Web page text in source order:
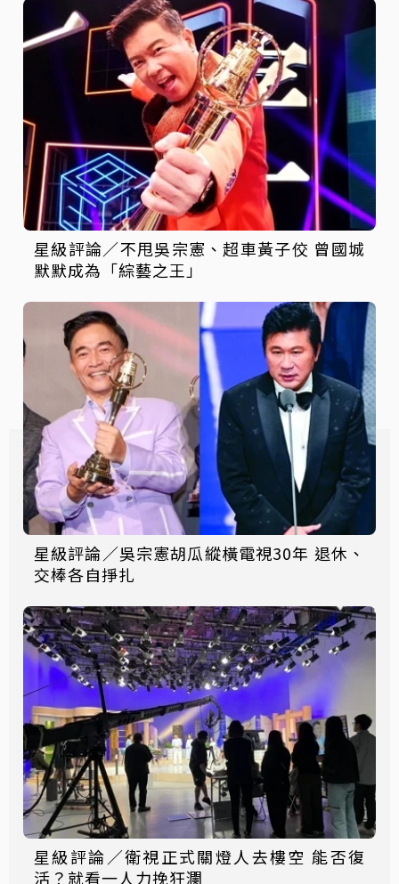
星級評論／不甩吳宗憲、超車黃子佼 曾國城
默默成為「綜藝之王」
星級評論／吳宗憲胡瓜縱橫電視30年 退休、
交棒各自掙扎
星級評論／衛視正式關燈人去樓空 能否復
活？就看一人力挽狂瀾